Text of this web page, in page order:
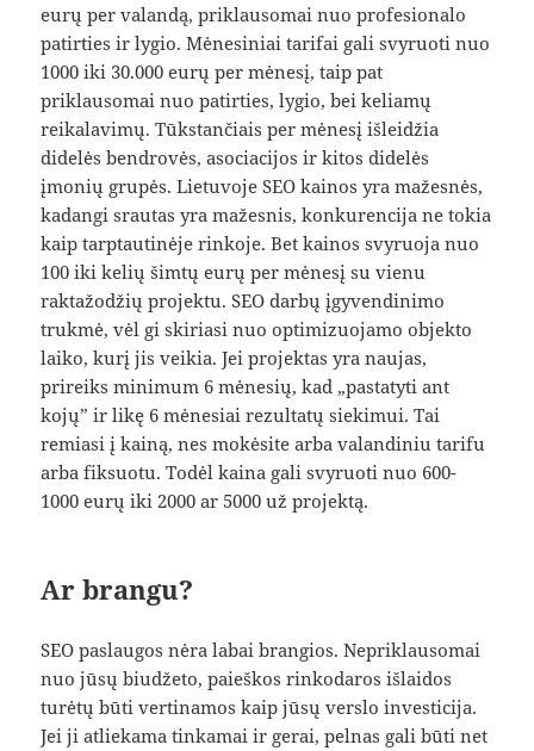
eurų per valandą, priklausomai nuo profesionalo
patirties ir lygio. Mėnesiniai tarifai gali svyruoti nuo
1000 iki 30.000 eurų per mėnesį, taip pat
priklausomai nuo patirties, lygio, bei keliamų
reikalavimų. Tūkstančiais per mėnesį išleidžia
didelės bendrovės, asociacijos ir kitos didelės
įmonių grupės. Lietuvoje SEO kainos yra mažesnės,
kadangi srautas yra mažesnis, konkurencija ne tokia
kaip tarptautinėje rinkoje. Bet kainos svyruoja nuo
100 iki kelių šimtų eurų per mėnesį su vienu
raktažodžių projektu. SEO darbų įgyvendinimo
trukmė, vėl gi skiriasi nuo optimizuojamo objekto
laiko, kurį jis veikia. Jei projektas yra naujas,
prireiks minimum 6 mėnesių, kad „pastatyti ant
kojų” ir likę 6 mėnesiai rezultatų siekimui. Tai
remiasi į kainą, nes mokėsite arba valandiniu tarifu
arba fiksuotu. Todėl kaina gali svyruoti nuo 600-
1000 eurų iki 2000 ar 5000 už projektą.
Ar brangu?
SEO paslaugos nėra labai brangios. Nepriklausomai
nuo jūsų biudžeto, paieškos rinkodaros išlaidos
turėtų būti vertinamos kaip jūsų verslo investicija.
Jei ji atliekama tinkamai ir gerai, pelnas gali būti net